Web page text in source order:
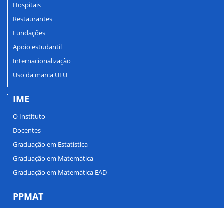
Hospitais
Restaurantes
Fundações
Apoio estudantil
Internacionalização
Uso da marca UFU
IME
O Instituto
Docentes
Graduação em Estatística
Graduação em Matemática
Graduação em Matemática EAD
PPMAT